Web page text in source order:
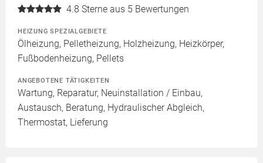
4.8 Sterne aus 5 Bewertungen
HEIZUNG SPEZIALGEBIETE
Ölheizung, Pelletheizung, Holzheizung, Heizkörper,
Fußbodenheizung, Pellets
ANGEBOTENE TÄTIGKEITEN
Wartung, Reparatur, Neuinstallation / Einbau,
Austausch, Beratung, Hydraulischer Abgleich,
Thermostat, Lieferung